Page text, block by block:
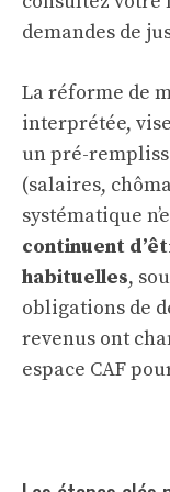
demandes de
La réforme de
interprétée,
un pré-
(salaires,
systématique
continuent
habituelles,
obligations de
revenus ont
espace CAF